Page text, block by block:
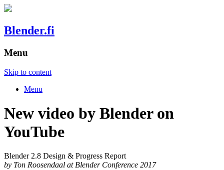
Blender.fi
Menu
Skip to content
Menu
New video by Blender on
YouTube
Blender 2.8 Design & Progress Report
by Ton Roosendaal at Blender Conference 2017